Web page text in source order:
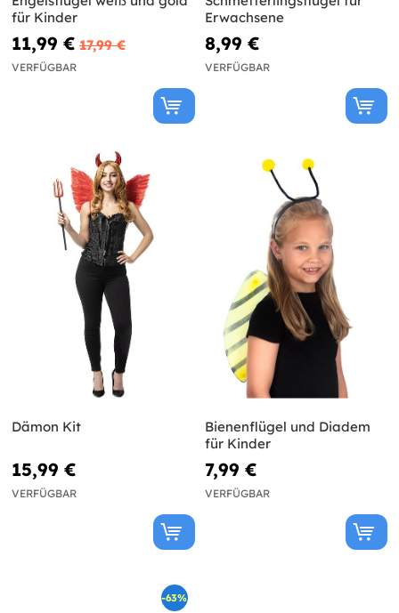
für Kinder
11,99 € 17,99 €
VERFÜGBAR
Erwachsene
8,99 €
VERFÜGBAR
Dämon Kit
15,99 €
VERFÜGBAR
Bienenflügel und Diadem
für Kinder
7,99 €
VERFÜGBAR
-63%